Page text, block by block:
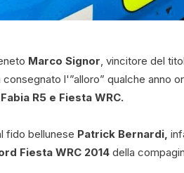
Marco Signor, vincitore del
consegnato l'”alloro” qualche anno
Fabia R5 e Fiesta WRC.
fido bellunese Patrick Bernardi,
Fiesta WRC 2014 della